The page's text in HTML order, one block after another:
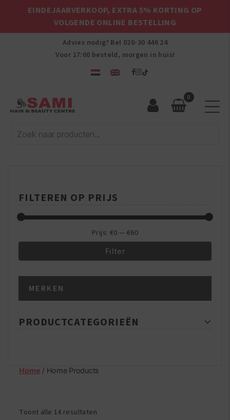
EINDEJAARVERKOOP, EXTRA 5% KORTING OP
VOLGENDE ONLINE BESTELLING
Advies nodig? Bel 020-30 446 24
Voor 17:00 besteld, morgen in huis!
Afro
Hair
0
FILTEREN OP PRIJS
Filter
Prijs: €0 — €60
MERKEN
PRODUCTCATEGORIEËN
Home / Home Products
Toont alle 14 resultaten